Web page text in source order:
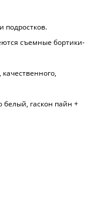
подростков.
съемные бортики-
белый, гаскон пайн +